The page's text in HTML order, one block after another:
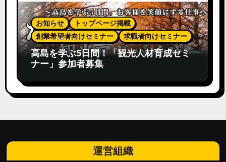
お知らせ
トップページ掲載
創業希望者向けセミナー
求職者向けセミナー
高島を学ぶ5日間！「観光人材育成セミ
ナー」参加者募集
運営組織